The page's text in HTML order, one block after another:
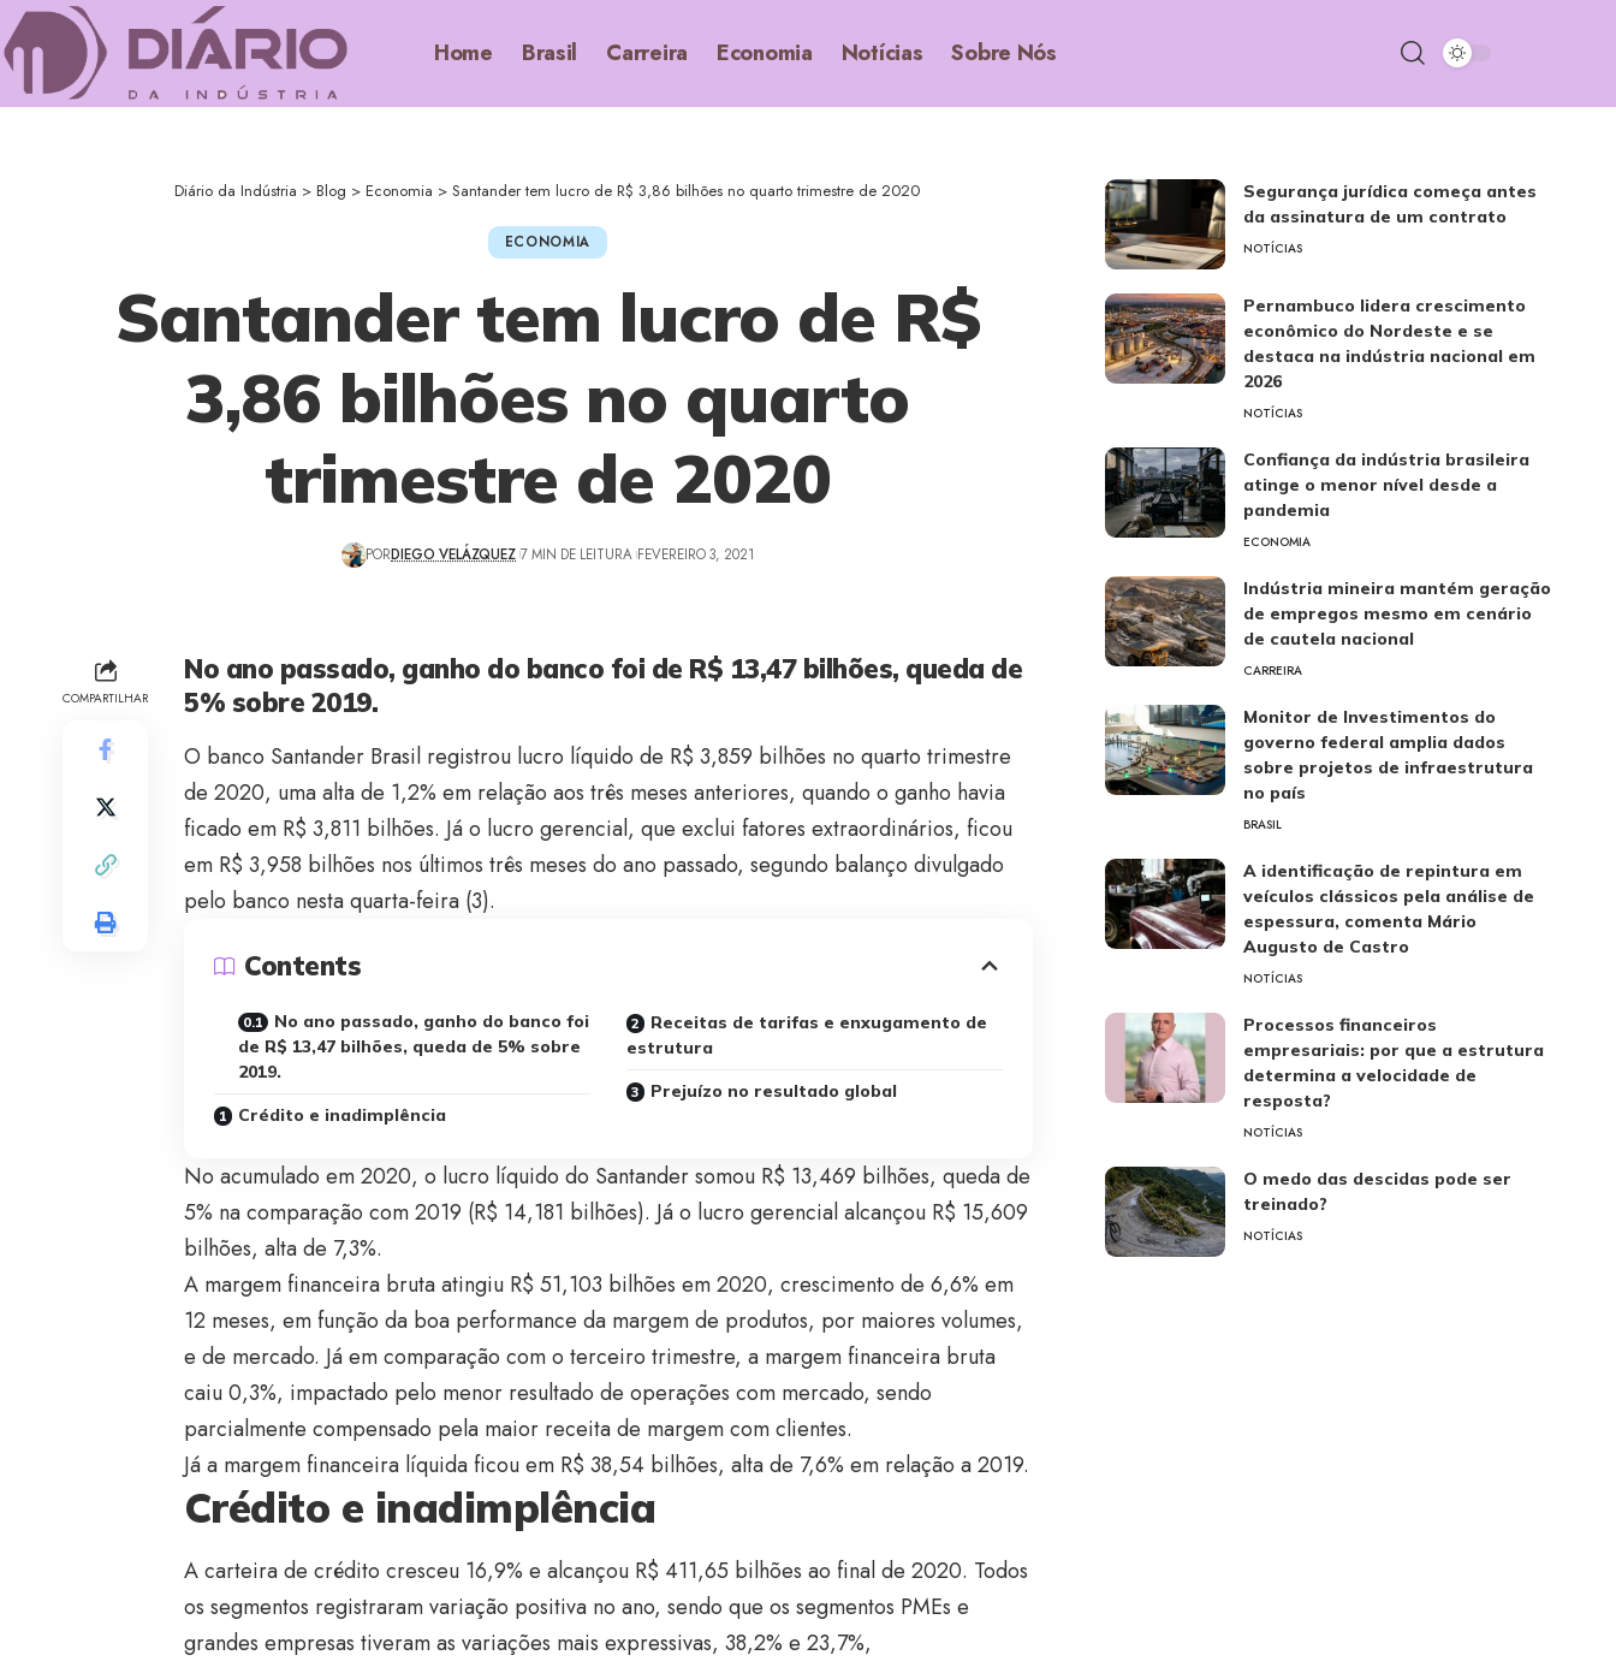
Home Brasil Carreira Economia Notícias Sobre Nós
Diário da Indústria > Blog > Economia >Santander tem lucro de R$ 3,86 bilhões no quarto trimestre de 2020
ECONOMIA
Santander tem lucro de R$
3,86 bilhões no quarto
trimestre de 2020
PORDIEGO VELÁZQUEZ 7 MIN DE LEITURA FEVEREIRO 3, 2021
COMPARTILHAR
No ano passado, ganho do banco foi de R$ 13,47 bilhões, queda de
5% sobre 2019.
O banco Santander Brasil registrou lucro líquido de R$ 3,859 bilhões no quarto trimestre
de 2020, uma alta de 1,2% em relação aos três meses anteriores, quando o ganho havia
ficado em R$ 3,811 bilhões. Já o lucro gerencial, que exclui fatores extraordinários, ficou
em R$ 3,958 bilhões nos últimos três meses do ano passado, segundo balanço divulgado
pelo banco nesta quarta-feira (3).
Contents
No ano passado, ganho do banco foi
de R$ 13,47 bilhões, queda de 5% sobre
2019.
Crédito e inadimplência
Receitas de tarifas e enxugamento de
estrutura
Prejuízo no resultado global
No acumulado em 2020, o lucro líquido do Santander somou R$ 13,469 bilhões, queda de
5% na comparação com 2019 (R$ 14,181 bilhões). Já o lucro gerencial alcançou R$ 15,609
bilhões, alta de 7,3%.
A margem financeira bruta atingiu R$ 51,103 bilhões em 2020, crescimento de 6,6% em
12 meses, em função da boa performance da margem de produtos, por maiores volumes,
e de mercado. Já em comparação com o terceiro trimestre, a margem financeira bruta
caiu 0,3%, impactado pelo menor resultado de operações com mercado, sendo
parcialmente compensado pela maior receita de margem com clientes.
Já a margem financeira líquida ficou em R$ 38,54 bilhões, alta de 7,6% em relação a 2019.
Crédito e inadimplência
A carteira de crédito cresceu 16,9% e alcançou R$ 411,65 bilhões ao final de 2020. Todos
os segmentos registraram variação positiva no ano, sendo que os segmentos PMEs e
grandes empresas tiveram as variações mais expressivas, 38,2% e 23,7%,
Segurança jurídica começa antes
da assinatura de um contrato
NOTÍCIAS
Pernambuco lidera crescimento
econômico do Nordeste e se
destaca na indústria nacional em
2026
NOTÍCIAS
Confiança da indústria brasileira
atinge o menor nível desde a
pandemia
ECONOMIA
Indústria mineira mantém geração
de empregos mesmo em cenário
de cautela nacional
CARREIRA
Monitor de Investimentos do
governo federal amplia dados
sobre projetos de infraestrutura
no país
BRASIL
A identificação de repintura em
veículos clássicos pela análise de
espessura, comenta Mário
Augusto de Castro
NOTÍCIAS
Processos financeiros
empresariais: por que a estrutura
determina a velocidade de
resposta?
NOTÍCIAS
O medo das descidas pode ser
treinado?
NOTÍCIAS